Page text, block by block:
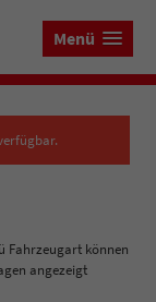
Menü
aus!
können
angezeigt